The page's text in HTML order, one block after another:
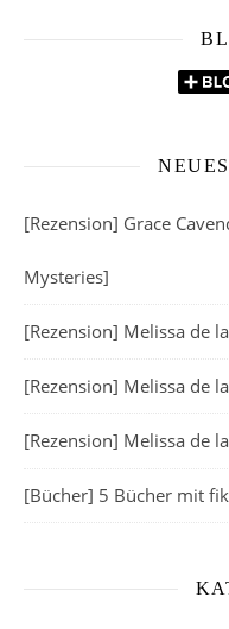
[Rezension] Grace
Mysteries]
[Rezension] Melissa de
[Rezension] Melissa de
[Rezension] Melissa de
[Bücher] 5 Bücher mit